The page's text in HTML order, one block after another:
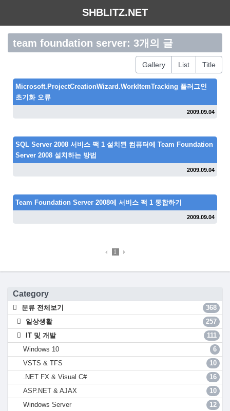
SHBLITZ.NET
team foundation server: 3개의 글
Gallery List Title
Microsoft.ProjectCreationWizard.WorkItemTracking 플러그인
초기화 오류
2009.09.04
SQL Server 2008 서비스 팩 1 설치된 컴퓨터에 Team Foundation
Server 2008 설치하는 방법
2009.09.04
Team Foundation Server 2008에 서비스 팩 1 통합하기
2009.09.04
1
Category
분류 전체보기
368
일상생활
257
IT 및 개발
111
Windows 10
6
VSTS & TFS
10
.NET FX & Visual C#
16
ASP.NET & AJAX
10
Windows Server
12